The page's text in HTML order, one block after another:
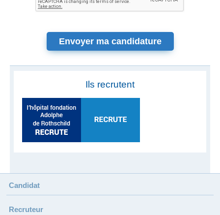
Ils recrutent
Candidat
Recruteur